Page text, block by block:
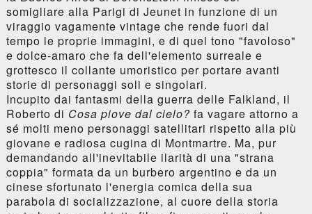
somigliare alla Parigi di Jeunet in funzione di un
viraggio vagamente vintage che rende fuori dal
tempo le proprie immagini, e di quel tono "favoloso"
e dolce-amaro che fa dell'elemento surreale e
grottesco il collante umoristico per portare avanti
storie di personaggi soli e singolari.
Incupito dai fantasmi della guerra delle Falkland, il
Roberto di Cosa piove dal cielo?fa vagare attorno a
sé molti meno personaggi satellitari rispetto alla più
giovane e radiosa cugina di Montmartre. Ma, pur
demandando all'inevitabile ilarità di una "strana
coppia" formata da un burbero argentino e da un
cinese sfortunato l'energia comica della sua
parabola di socializzazione, al cuore della storia